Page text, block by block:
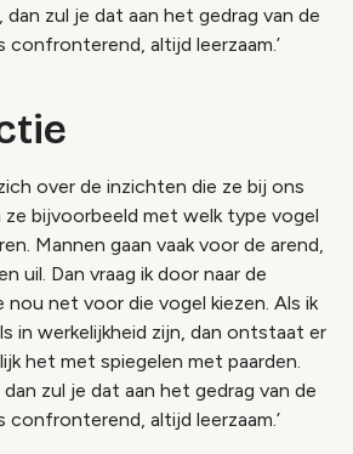
dan zul je dat aan het gedrag van de
confronterend, altijd leerzaam.’
over de inzichten die ze bij ons
ze bijvoorbeeld met welk type vogel
Mannen gaan vaak voor de arend,
uil. Dan vraag ik door naar de
nou net voor die vogel kiezen. Als ik
in werkelijkheid zijn, dan ontstaat er
het met spiegelen met paarden.
zul je dat aan het gedrag van de
confronterend, altijd leerzaam.’